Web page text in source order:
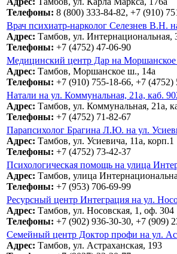
Телефоны: 8 (800) 333-84-82, +7 (910)
Врач психиатр-нарколог Селезнев В.Н.
Адрес: Тамбов, ул. Интернациональная,
Телефоны: +7 (4752) 47-06-90
Медицинский центр Дар на
Адрес: Тамбов, Моршанское ш., 14а
Телефоны: +7 (910) 755-18-66, +7 (4752)
Натали на ул. Коммунальная, 21а, каб.
Адрес: Тамбов, ул. Коммунальная, 21а,
Телефоны: +7 (4752) 71-82-67
Парапсихолог Брагина Л.Ю. на ул.
Адрес: Тамбов, ул. Усиевича, 11а, корп.1
Телефоны: +7 (4752) 73-42-37
Психологическая помощь на улица
Адрес: Тамбов, улица
Телефоны: +7 (953) 706-69-99
Ресурсный центр Интеграция на ул.
Адрес: Тамбов, ул. Носовская, 1, оф. 304
Телефоны: +7 (902) 936-30-30, +7 (909)
Семейный центр Доктор профи на ул.
Адрес: Тамбов, ул. Астраханская, 193